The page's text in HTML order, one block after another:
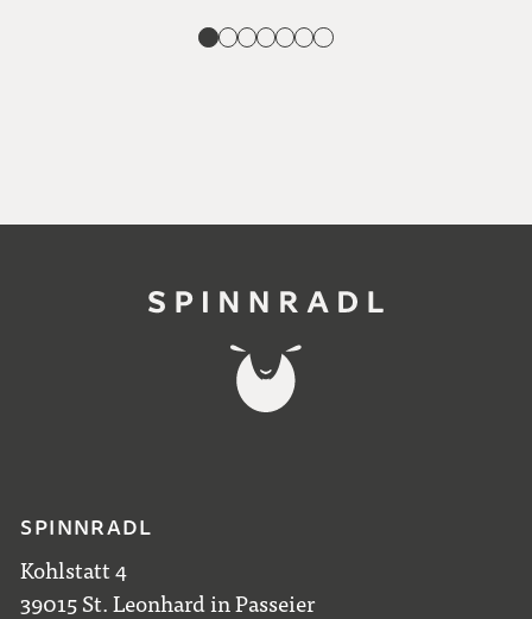
SPINNRADL
Kohlstatt 4
39015 St. Leonhard in Passeier